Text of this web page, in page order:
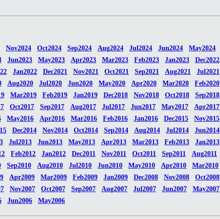
Nov2024 Oct2024 Sep2024 Aug2024 Jul2024 Jun2024 May2024
Jun2023 May2023 Apr2023 Mar2023 Feb2023 Jan2023 Dec2022
Jan2022 Dec2021 Nov2021 Oct2021 Sep2021 Aug2021 Jul2021
Aug2020 Jul2020 Jun2020 May2020 Apr2020 Mar2020 Feb2020
Mar2019 Feb2019 Jan2019 Dec2018 Nov2018 Oct2018 Sep2018
Oct2017 Sep2017 Aug2017 Jul2017 Jun2017 May2017 Apr2017
May2016 Apr2016 Mar2016 Feb2016 Jan2016 Dec2015 Nov2015
Dec2014 Nov2014 Oct2014 Sep2014 Aug2014 Jul2014 Jun2014
Jul2013 Jun2013 May2013 Apr2013 Mar2013 Feb2013 Jan2013
Feb2012 Jan2012 Dec2011 Nov2011 Oct2011 Sep2011 Aug2011
Sep2010 Aug2010 Jul2010 Jun2010 May2010 Apr2010 Mar2010
Apr2009 Mar2009 Feb2009 Jan2009 Dec2008 Nov2008 Oct2008
Nov2007 Oct2007 Sep2007 Aug2007 Jul2007 Jun2007 May2007
Jun2006 May2006